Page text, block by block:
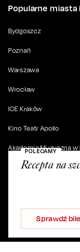
POLECAMY
Recepta na
Sprawdź
Popularne miasta
Bydgoszcz
Poznań
Warszawa
Wrocław
ICE Kraków
Kino Teatr Apollo
Akademia Muzyczna w
ul.